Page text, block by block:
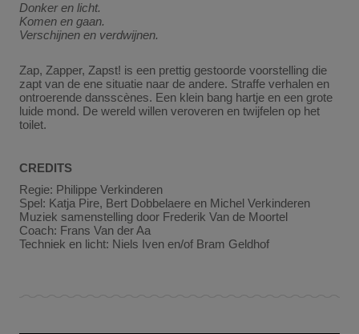
Donker en licht.
Komen en gaan.
Verschijnen en verdwijnen.
Zap, Zapper, Zapst! is een prettig gestoorde voorstelling die
zapt van de ene situatie naar de andere. Straffe verhalen en
ontroerende dansscènes. Een klein bang hartje en een grote
luide mond. De wereld willen veroveren en twijfelen op het
toilet.
CREDITS
Regie: Philippe Verkinderen
Spel: Katja Pire, Bert Dobbelaere en Michel Verkinderen
Muziek samenstelling door Frederik Van de Moortel
Coach: Frans Van der Aa
Techniek en licht: Niels Iven en/of Bram Geldhof